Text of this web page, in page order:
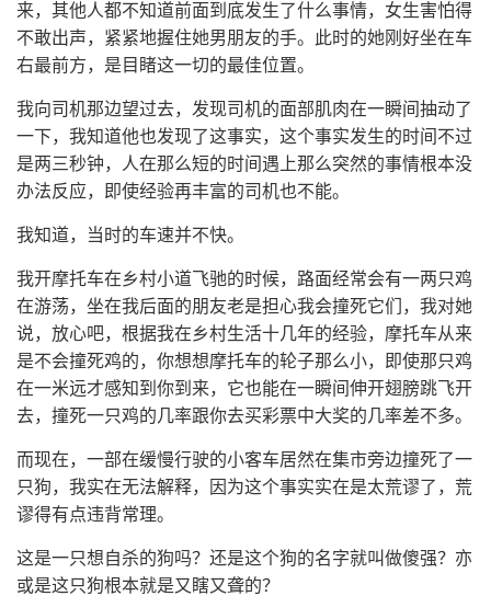
来，其他人都不知道前面到底发生了什么事情，女生害怕得
不敢出声，紧紧地握住她男朋友的手。此时的她刚好坐在车
右最前方，是目睹这一切的最佳位置。
我向司机那边望过去，发现司机的面部肌肉在一瞬间抽动了
一下，我知道他也发现了这事实，这个事实发生的时间不过
是两三秒钟，人在那么短的时间遇上那么突然的事情根本没
办法反应，即使经验再丰富的司机也不能。
我知道，当时的车速并不快。
我开摩托车在乡村小道飞驰的时候，路面经常会有一两只鸡
在游荡，坐在我后面的朋友老是担心我会撞死它们，我对她
说，放心吧，根据我在乡村生活十几年的经验，摩托车从来
是不会撞死鸡的，你想想摩托车的轮子那么小，即使那只鸡
在一米远才感知到你到来，它也能在一瞬间伸开翅膀跳飞开
去，撞死一只鸡的几率跟你去买彩票中大奖的几率差不多。
而现在，一部在缓慢行驶的小客车居然在集市旁边撞死了一
只狗，我实在无法解释，因为这个事实实在是太荒谬了，荒
谬得有点违背常理。
这是一只想自杀的狗吗？还是这个狗的名字就叫做傻强？亦
或是这只狗根本就是又瞎又聋的？